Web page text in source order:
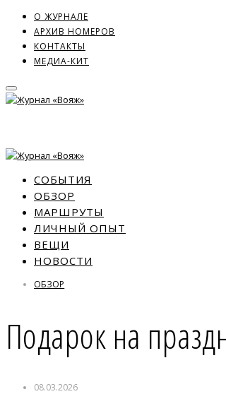
О ЖУРНАЛЕ
АРХИВ НОМЕРОВ
КОНТАКТЫ
МЕДИА-КИТ
СОБЫТИЯ
ОБЗОР
МАРШРУТЫ
ЛИЧНЫЙ ОПЫТ
ВЕЩИ
НОВОСТИ
ОБЗОР
Подарок на
08.03.2026